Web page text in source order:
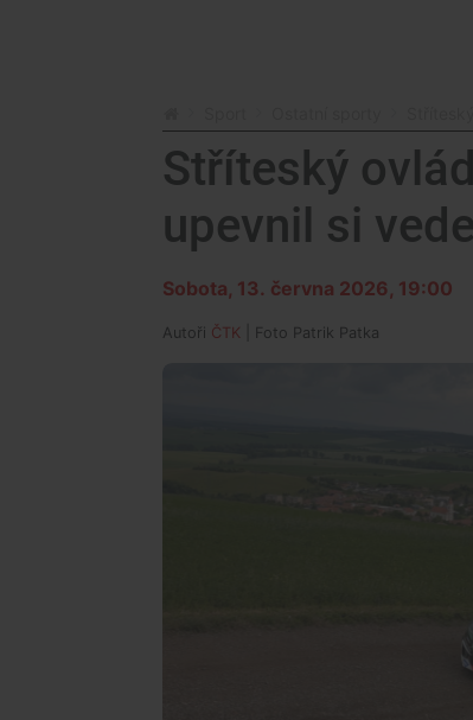
Stříteský
upevnil si
Sobota, 13. června 2026, 19:00
Autoři ČTK | Foto Patrik Patka